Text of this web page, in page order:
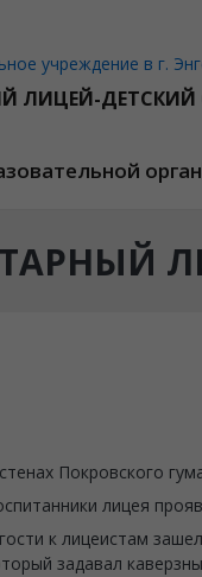
учреждение в г.
ЛИЦЕЙ-ДЕТСКИЙ
Покровского
лицея
к лицеистам
задавал